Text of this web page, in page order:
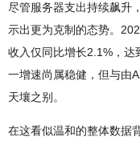
尽管服务器支出持续飙升
示出更为克制的态势。
收入仅同比增长2.1%，
一增速尚属稳健，但与由
天壤之别。
在这看似温和的整体数据